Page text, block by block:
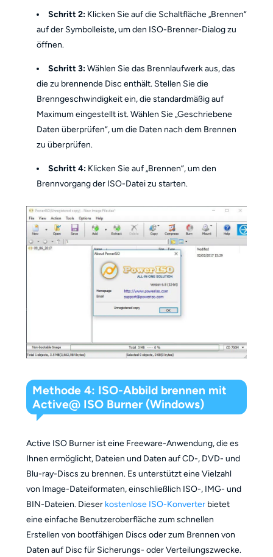
Schritt 2: Klicken Sie auf die Schaltfläche „Brennen“
auf der Symbolleiste, um den ISO-Brenner-Dialog zu
öffnen.
Schritt 3:Wählen Sie das Brennlaufwerk aus, das
die zu brennende Disc enthält. Stellen Sie die
Brenngeschwindigkeit ein, die standardmäßig auf
Maximum eingestellt ist. Wählen Sie „Geschriebene
Daten überprüfen“, um die Daten nach dem Brennen
zu überprüfen.
Schritt 4: Klicken Sie auf „Brennen“, um den
Brennvorgang der ISO-Datei zu starten.
Methode 4: ISO-Abbild brennen mit
Active@ ISO Burner (Windows)
Active ISO Burner ist eine Freeware-Anwendung, die es
Ihnen ermöglicht, Dateien und Daten auf CD-, DVD- und
Blu-ray-Discs zu brennen. Es unterstützt eine Vielzahl
von Image-Dateiformaten, einschließlich ISO-, IMG- und
BIN-Dateien. Dieser kostenlose ISO-Konverterbietet
eine einfache Benutzeroberfläche zum schnellen
Erstellen von bootfähigen Discs oder zum Brennen von
Daten auf Disc für Sicherungs- oder Verteilungszwecke.